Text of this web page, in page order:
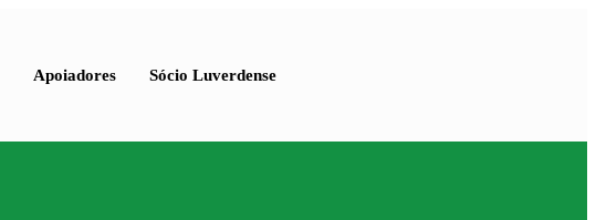
Apoiadores Sócio Luverdense